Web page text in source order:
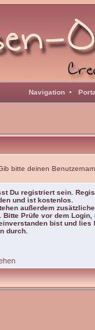
Navigation •
bitte deinen
Du registriert sein.
und ist kostenlos.
außerdem zusätzliche
Bitte Prüfe vor dem Login,
bist und lies
durch.